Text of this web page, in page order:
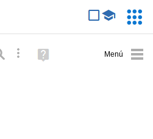
Búsqueda avanzada
Ayuda
(en